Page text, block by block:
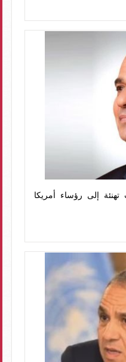
إلى رؤساء أمريكا